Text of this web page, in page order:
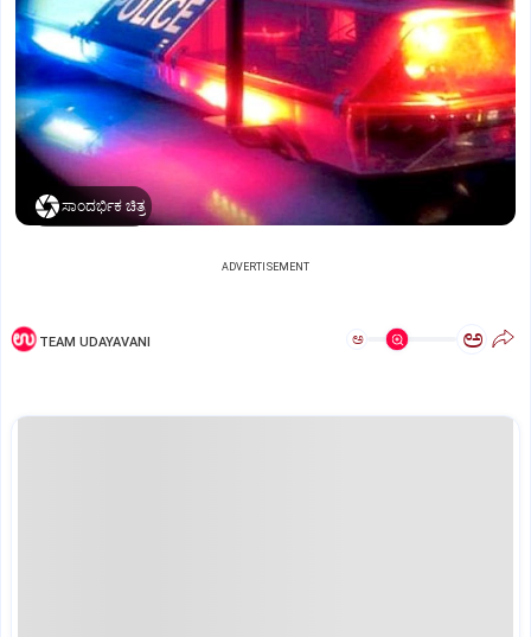
ಸಾಂದರ್ಭಿಕ ಚಿತ್ರ
ADVERTISEMENT
TEAM UDAYAVANI ಅ ಅ